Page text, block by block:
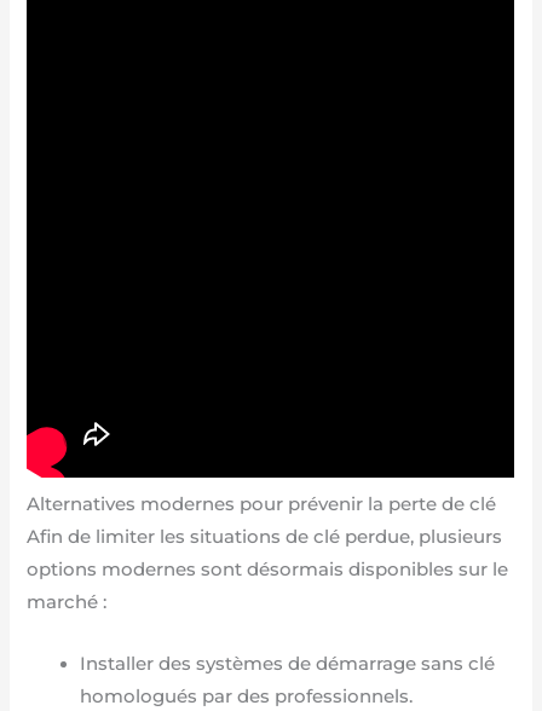
Alternatives modernes pour prévenir la perte de clé
Afin de limiter les situations de clé perdue, plusieurs
options modernes sont désormais disponibles sur le
marché :
Installer des systèmes de démarrage sans clé
homologués par des professionnels.